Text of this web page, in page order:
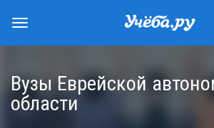
Вузы Еврейской
области